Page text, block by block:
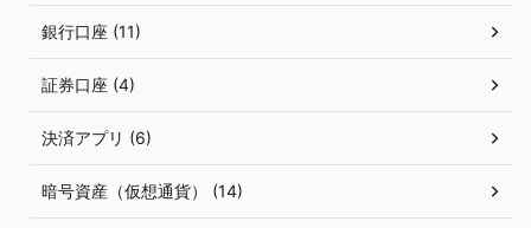
銀行口座 (11)
証券口座 (4)
決済アプリ (6)
暗号資産（仮想通貨） (14)